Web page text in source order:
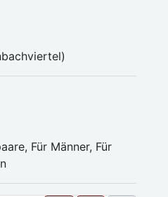
Für Männer, Für